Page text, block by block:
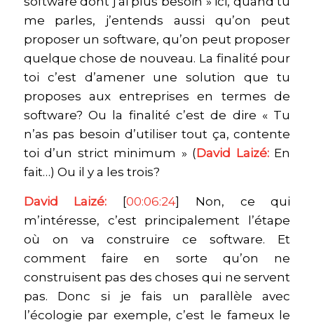
me parles, j’entends aussi qu’on peut
proposer un software, qu’on peut proposer
quelque chose de nouveau. La finalité pour
toi c’est d’amener une solution que tu
proposes aux entreprises en termes de
software? Ou la finalité c’est de dire « Tu
n’as pas besoin d’utiliser tout ça, contente
toi d’un strict minimum » (David Laizé:En
fait…) Ou il y a les trois?
David Laizé: [00:06:24] Non, ce qui
m’intéresse, c’est principalement l’étape
où on va construire ce software. Et
comment faire en sorte qu’on ne
construisent pas des choses qui ne servent
pas. Donc si je fais un parallèle avec
l’écologie par exemple, c’est le fameux le